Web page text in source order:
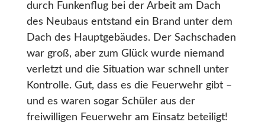
durch Funkenflug bei der Arbeit am Dach
des Neubaus entstand ein Brand unter dem
Dach des Hauptgebäudes. Der Sachschaden
war groß, aber zum Glück wurde niemand
verletzt und die Situation war schnell unter
Kontrolle. Gut, dass es die Feuerwehr gibt –
und es waren sogar Schüler aus der
freiwilligen Feuerwehr am Einsatz beteiligt!